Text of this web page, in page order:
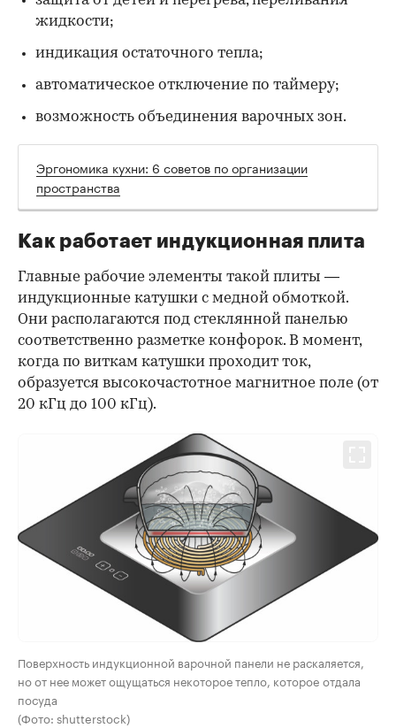
жидкости;
индикация остаточного тепла;
автоматическое отключение по таймеру;
возможность объединения варочных зон.
Эргономика кухни: 6 советов по организации
пространства
Как работает индукционная плита
Главные рабочие элементы такой плиты —
индукционные катушки с медной обмоткой.
Они располагаются под стеклянной панелью
соответственно разметке конфорок. В момент,
когда по виткам катушки проходит ток,
образуется высокочастотное магнитное поле (от
20 кГц до 100 кГц).
Поверхность индукционной варочной панели не раскаляется,
но от нее может ощущаться некоторое тепло, которое отдала
посуда
(Фото: shutterstock)